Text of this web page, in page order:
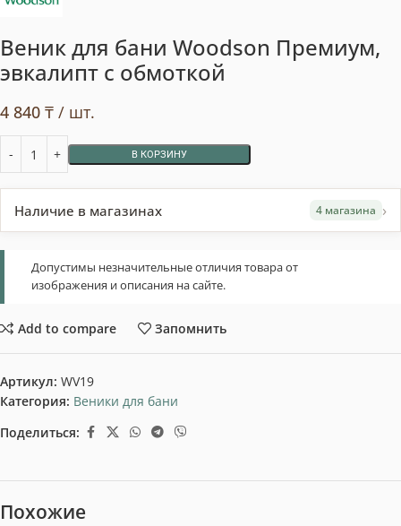
Веник для бани Woodson Премиум,
эвкалипт с обмоткой
4 840 ₸ / шт.
В КОРЗИНУ
Наличие в магазинах 4 магазина ›
Допустимы незначительные отличия товара от
изображения и описания на сайте.
Add to compare Запомнить
Артикул: WV19
Категория: Веники для бани
Поделиться:
Похожие